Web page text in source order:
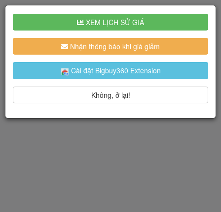
XEM LỊCH SỬ GIÁ
Nhận thông báo khi giá giảm
Cài đặt Bigbuy360 Extension
Không, ở lại!